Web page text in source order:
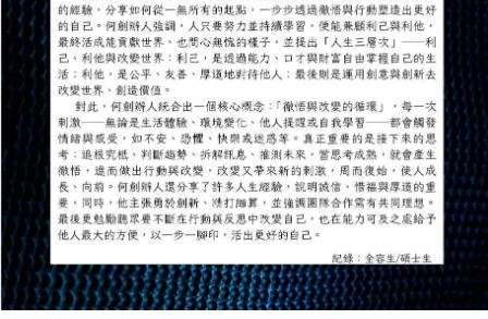
碩
士
班
在
專
班
學
術
研
究